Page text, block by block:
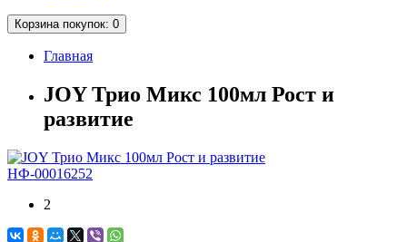
Корзина покупок: 0
Главная
JOY Трио Микс 100мл Рост и
развитие
НФ-00016252
2